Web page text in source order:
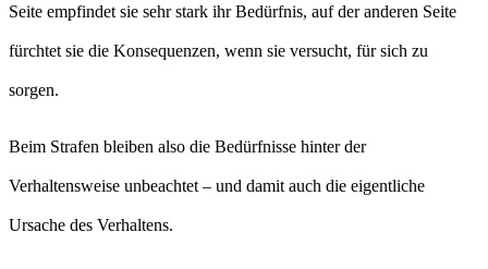
Seite empfindet sie sehr stark ihr Bedürfnis, auf der anderen Seite
fürchtet sie die Konsequenzen, wenn sie versucht, für sich zu
sorgen.
Beim Strafen bleiben also die Bedürfnisse hinter der
Verhaltensweise unbeachtet – und damit auch die eigentliche
Ursache des Verhaltens.